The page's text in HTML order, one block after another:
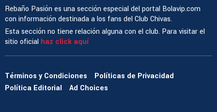
Rebaño Pasión es una sección especial del portal Bolavip.com
con información destinada a los fans del Club Chivas.
Esta sección no tiene relación alguna con el club. Para visitar el
sitio oficial haz click aquí
Términos y Condiciones
Políticas de Privacidad
Política Editorial
Ad Choices